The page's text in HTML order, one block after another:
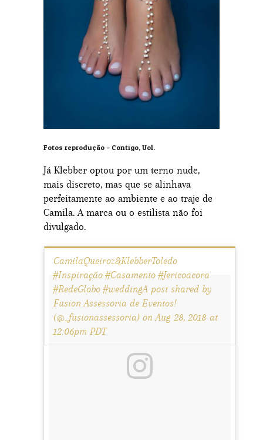
Fotos reprodução – Contigo, Uol.
Já Klebber optou por um terno nude,
mais discreto, mas que se alinhava
perfeitamente ao ambiente e ao traje de
Camila. A marca ou o estilista não foi
divulgado.
CamilaQueiroz&KlebberToledo
#Inspiração #Casamento #Jericoacora
#RedeGlobo #weddingA post shared by
Fusion Assessoria de Eventos!
(@_fusionassessoria) on Aug 28, 2018 at
12:06pm PDT